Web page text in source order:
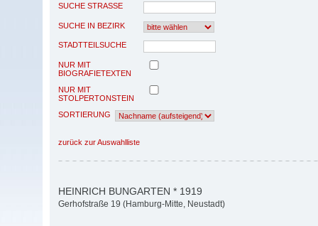
SUCHE STRASSE
SUCHE IN BEZIRK
STADTTEILSUCHE
NUR MIT
BIOGRAFIETEXTEN
NUR MIT
STOLPERTONSTEIN
SORTIERUNG
zurück zur Auswahlliste
HEINRICH BUNGARTEN * 1919
Gerhofstraße 19 (Hamburg-Mitte, Neustadt)